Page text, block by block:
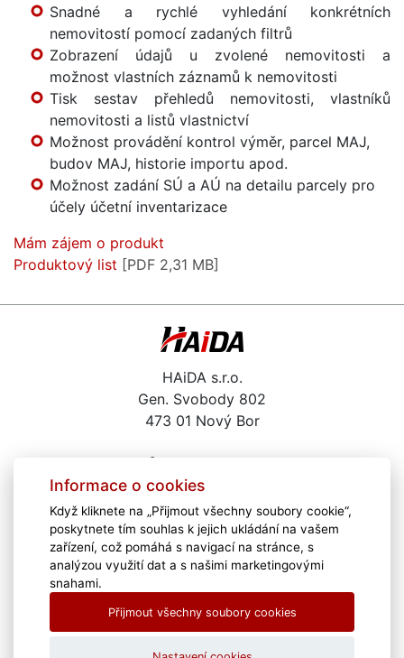
Snadné a rychlé vyhledání konkrétních
nemovitostí pomocí zadaných filtrů
Zobrazení údajů u zvolené nemovitosti a
možnost vlastních záznamů k nemovitosti
Tisk sestav přehledů nemovitosti, vlastníků
nemovitosti a listů vlastnictví
Možnost provádění kontrol výměr, parcel MAJ,
budov MAJ, historie importu apod.
Možnost zadání SÚ a AÚ na detailu parcely pro
účely účetní inventarizace
Mám zájem o produkt
Produktový list [PDF 2,31 MB]
HAiDA s.r.o.
Gen. Svobody 802
473 01 Nový Bor
haida@haida.cz
Kariéra
Školení
Zajímavé odkazy
Download
Informace o cookies
Když kliknete na „Přijmout všechny soubory cookie“,
poskytnete tím souhlas k jejich ukládání na vašem
zařízení, což pomáhá s navigací na stránce, s
analýzou využití dat a s našimi marketingovými
snahami.
Přijmout všechny soubory cookies